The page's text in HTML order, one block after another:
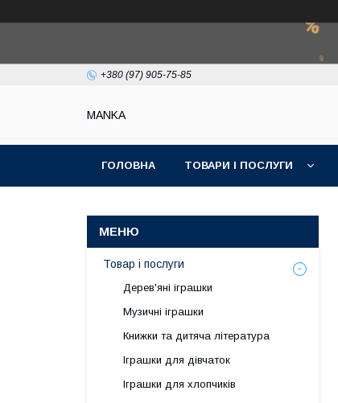
+380 (97) 905-75-85
МАNKА
ГОЛОВНА ТОВАРИ І ПОСЛУГИ
Товар і послуги
Дерев'яні іграшки
Музичні іграшки
Книжки та дитяча література
Іграшки для дівчаток
Іграшки для хлопчиків